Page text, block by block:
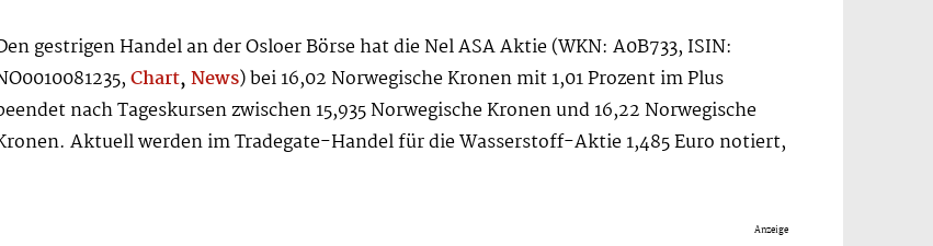
gestrigen Handel an der Osloer Börse hat die Nel ASA Aktie (WKN: A0B733, ISIN:
Chart,News) bei 16,02 Norwegische Kronen mit 1,01 Prozent im Plus
nach Tageskursen zwischen 15,935 Norwegische Kronen und 16,22 Norwegische
Aktuell werden im Tradegate-Handel für die Wasserstoff-Aktie 1,485 Euro notiert,
Anzeige